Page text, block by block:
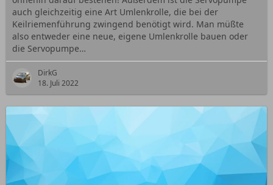
auch gleichzeitig eine Art Umlenkrolle, die bei der
Keilriemenführung zwingend benötigt wird. Man müßte
also entweder eine neue, eigene Umlenkrolle bauen oder
die Servopumpe…
DirkG
18. Juli 2022